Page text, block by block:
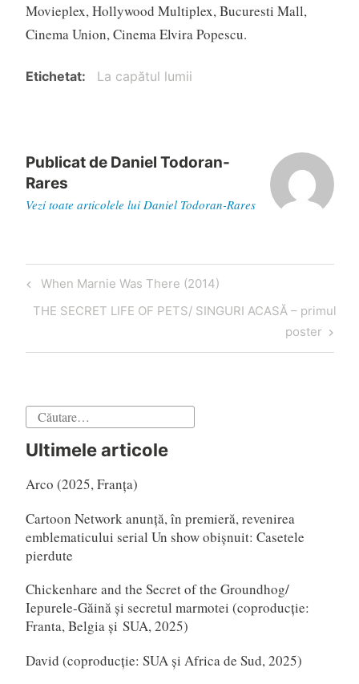
Movieplex, Hollywood Multiplex, Bucuresti Mall,
Cinema Union, Cinema Elvira Popescu.
Etichetat La capătul lumii
Publicat de Daniel Todoran-
Rares
Vezi toate articolele lui Daniel Todoran-Rares
Navigare
în
articole
Articol
anterior
When Marnie Was There (2014)
Articol
THE SECRET LIFE OF PETS/ SINGURI ACASĂ – primul
poster
Caută
Ultimele articole
Arco (2025, Franța)
Cartoon Network anunță, în premieră, revenirea
emblematicului serial Un show obișnuit: Casetele
pierdute
Chickenhare and the Secret of the Groundhog/
Iepurele-Găină și secretul marmotei (coproducție:
Franta, Belgia și SUA, 2025)
David (coproducție: SUA și Africa de Sud, 2025)